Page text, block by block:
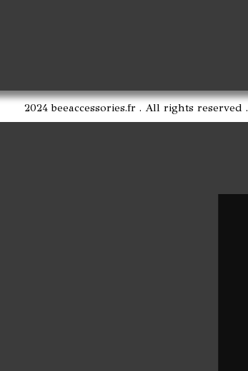
2024 beeaccessories.fr . All rights reserved .